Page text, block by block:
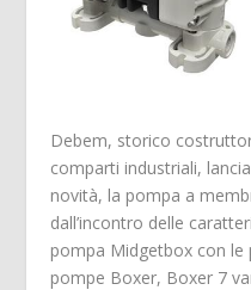
Debem, storico
comparti industriali,
novità, la pompa a
dall’incontro delle
pompa Midgetbox con le
pompe Boxer, Boxer 7